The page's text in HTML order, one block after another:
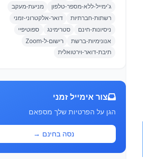
ג'ימייל-ללא-מספר-טלפון
מניעת-מעקב
רשתות-חברתיות
דואר-אלקטרוני-זמני
ניסיונות-חינם
סטרימינג
ספוטיפיי
אנונימיות-ברשת
רישום-ל-Zoom
תיבת-דואר-וירטואלית
צור אימייל זמני
הגן על הפרטיות שלך מספאם
נסה בחינם →